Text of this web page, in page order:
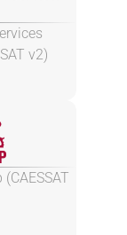
v2)
(CAESSAT